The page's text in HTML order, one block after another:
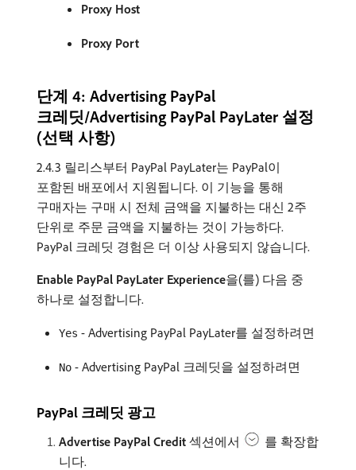
Proxy Host
Proxy Port
단계 4: Advertising PayPal
크레딧/Advertising PayPal PayLater 설정
(선택 사항)
2.4.3 릴리스부터 PayPal PayLater는 PayPal이
포함된 배포에서 지원됩니다. 이 기능을 통해
구매자는 구매 시 전체 금액을 지불하는 대신 2주
단위로 주문 금액을 지불하는 것이 가능하다.
PayPal 크레딧 경험은 더 이상 사용되지 않습니다.
Enable PayPal PayLater Experience​을(를) 다음 중
하나로 설정합니다.
Yes - Advertising PayPal PayLater를 설정하려면
No - Advertising PayPal 크레딧을 설정하려면
PayPal 크레딧 광고
Advertise PayPal Credit 섹션에서
를 확장합
니다.